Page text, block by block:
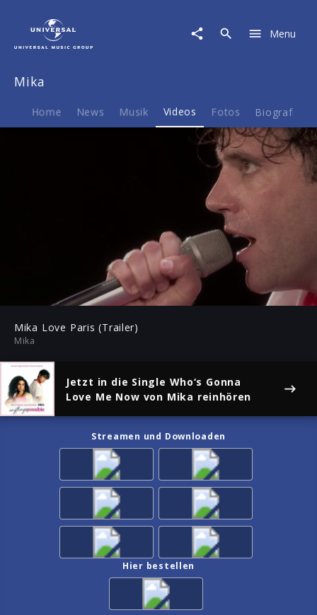
Love
(Trailer)
Menu
Mika
Home News Musik Videos Fotos Biografie
Play
-01:12
Mute
Play
Mika Love Paris (Trailer)
Mika
Jetzt in die Single Who‘s Gonna
Love Me Now von Mika reinhören
Streamen und Downloaden
Hier bestellen